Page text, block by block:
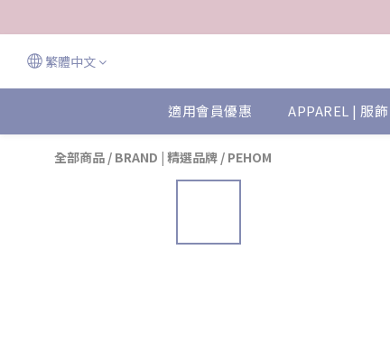
繁體中文
適用會員優惠 APPAREL | 服飾
全部商品 / BRAND | 精選品牌 / PEHOM